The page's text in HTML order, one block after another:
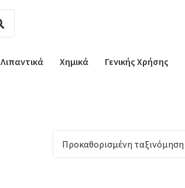
Λιπαντικά Χημικά Γενικής Χρήσης